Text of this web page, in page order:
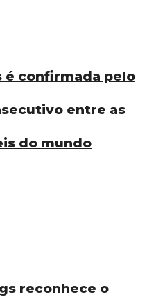
é confirmada pelo
entre as
do mundo
reconhece o